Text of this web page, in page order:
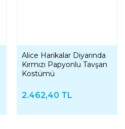
Alice Harikalar Diyarında
Kırmızı Papyonlu Tavşan
Kostümü
2.462,40 TL